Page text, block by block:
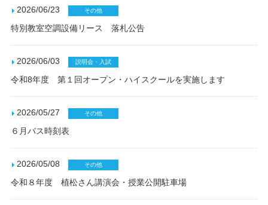
2026/06/23 その他
特別教室空調設備リース 落札公告
2026/06/03 説明会・入試
令和8年度 第１回オープン・ハイスクールを実施します
2026/05/27 その他
６月バス時刻表
2026/05/08 その他
令和８年度 植松さん講演会・授業公開駐車場